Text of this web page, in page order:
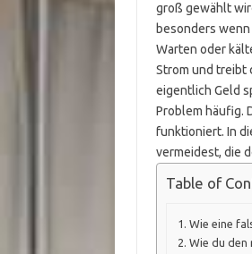
groß gewählt
besonders
Warten oder
Strom und treibt
eigentlich Geld
Problem häufig.
funktioniert. In
vermeidest, die
Table of
Wie eine
Wie du